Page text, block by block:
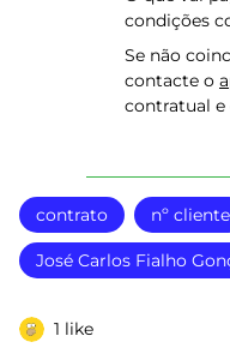
condições
Se não
contacte o
contratual e
contrato nº cliente
José Carlos Fialho
1 like